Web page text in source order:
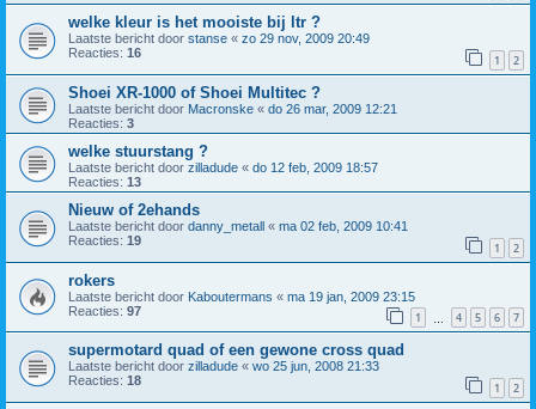
welke kleur is het mooiste bij ltr ?
Laatste bericht door stanse « zo 29 nov, 2009 20:49
Reacties: 16 1 2
Shoei XR-1000 of Shoei Multitec ?
Laatste bericht door Macronske « do 26 mar, 2009 12:21
Reacties: 3
welke stuurstang ?
Laatste bericht door zilladude « do 12 feb, 2009 18:57
Reacties: 13
Nieuw of 2ehands
Laatste bericht door danny_metall « ma 02 feb, 2009 10:41
Reacties: 19 1 2
rokers
Laatste bericht door Kaboutermans « ma 19 jan, 2009 23:15
Reacties: 97 1 4 5 6 7
supermotard quad of een gewone cross quad
Laatste bericht door zilladude « wo 25 jun, 2008 21:33
Reacties: 18 1 2